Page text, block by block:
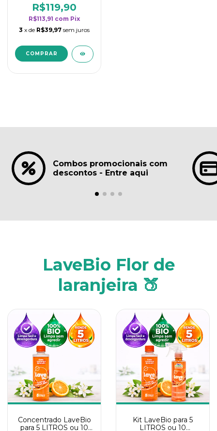
rendimento da
categoria - Lavanda
R$119,90
R$113,91 com Pix
3 x de R$39,97 sem juros
Combos promocionais com
descontos - Entre aqui
LaveBio Flor de
laranjeira 🍑
Concentrado LaveBio
para 5 LITROS ou 10
Kit LaveBio para 5
LITROS ou 10